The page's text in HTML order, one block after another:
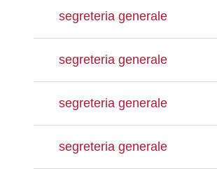
segreteria generale
segreteria generale
segreteria generale
segreteria generale